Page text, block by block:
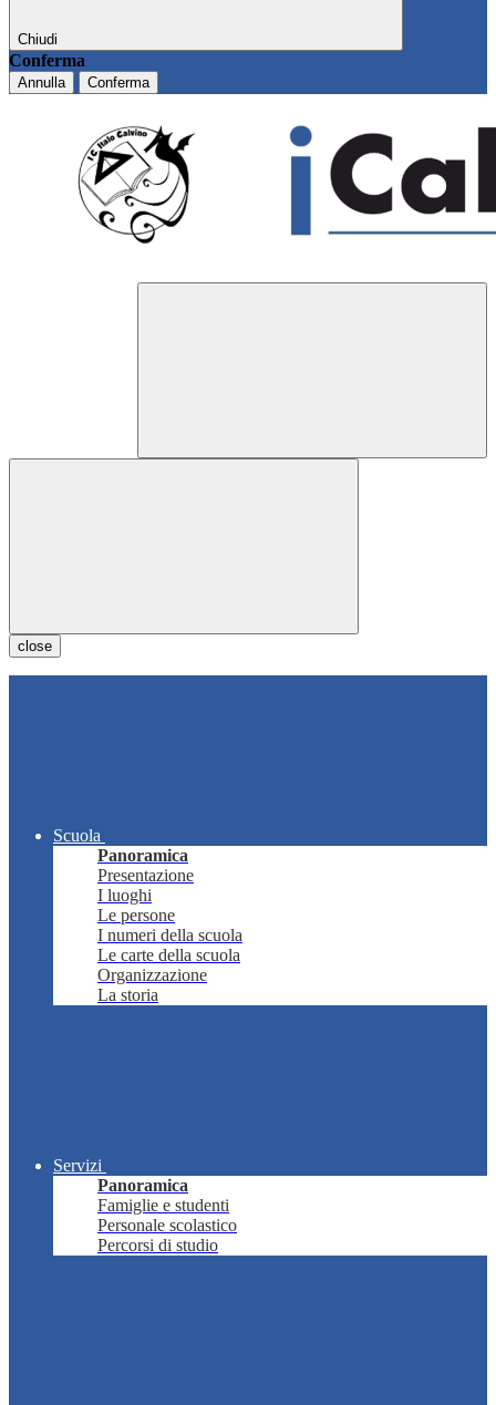
Chiudi
Conferma
Annulla Conferma
close
Scuola
Panoramica
Presentazione
I luoghi
Le persone
I numeri della scuola
Le carte della scuola
Organizzazione
La storia
Servizi
Panoramica
Famiglie e studenti
Personale scolastico
Percorsi di studio